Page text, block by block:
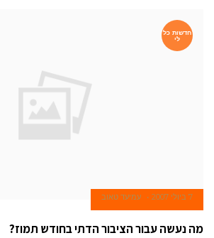
חדשות כל
לי
7 ביולי 2007 עמיעד טאוב
מה נעשה עבור הציבור הדתי בחודש תמוז?